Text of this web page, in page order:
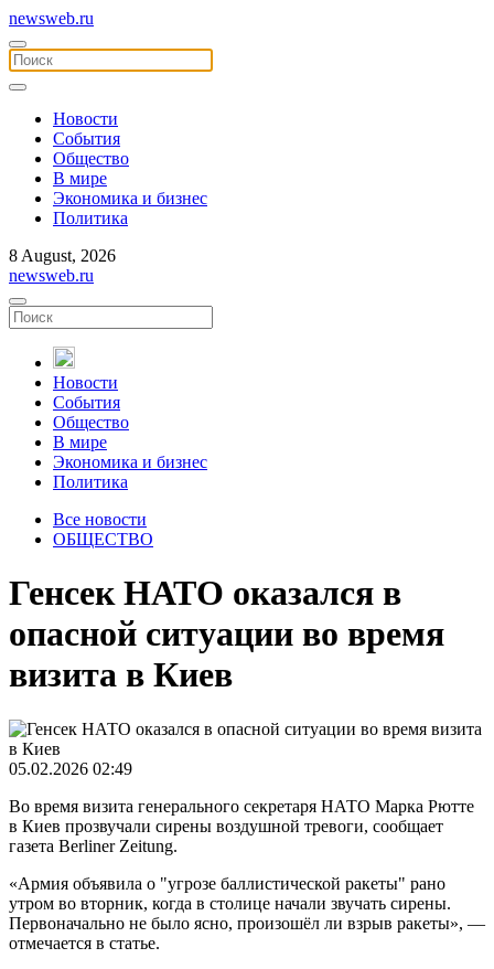
newsweb.ru
Новости
События
Общество
В мире
Экономика и бизнес
Политика
8 August, 2026
newsweb.ru
Новости
События
Общество
В мире
Экономика и бизнес
Политика
Все новости
ОБЩЕСТВО
Генсек НАТО оказался в
опасной ситуации во время
визита в Киев
05.02.2026 02:49
Во время визита генерального секретаря НАТО Марка Рютте
в Киев прозвучали сирены воздушной тревоги, сообщает
газета Berliner Zeitung.
«Армия объявила о "угрозе баллистической ракеты" рано
утром во вторник, когда в столице начали звучать сирены.
Первоначально не было ясно, произошёл ли взрыв ракеты», —
отмечается в статье.